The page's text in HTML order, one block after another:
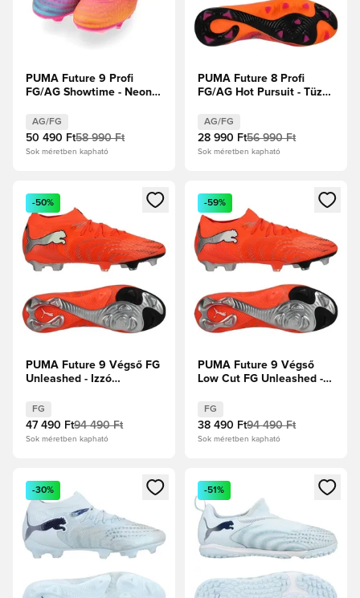
PUMA Future 9 Profi
FG/AG Showtime - Neon
Élénk türkiz/PUMA Fehér
AG/FG
50 490 Ft58 990 Ft
Sok méretben kapható
PUMA Future 8 Profi
FG/AG Hot Pursuit - Tüzes
Fekete/Ravish
AG/FG
28 990 Ft56 990 Ft
Sok méretben kapható
Megnyit egy modált a bejelentkezéshez vagy a tagként
-50%
PUMA Future 9 Végső FG
Unleashed - Izzó
Fekete/Puma ezüst
FG
47 490 Ft94 490 Ft
Sok méretben kapható
Megnyit egy modált a
-59%
PUMA Future 9 Végső
Low Cut FG Unleashed -
Fehér/PUMA
Fekete/Puma ezüst
FG
38 490 Ft94 490 Ft
Sok méretben kapható
Megnyit egy modált a bejelentkezéshez vagy a tagként
-30%
Megnyit egy modált a
-51%